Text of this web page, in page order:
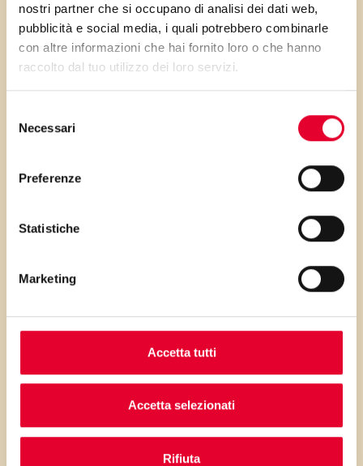
nostri partner che si occupano di analisi dei dati web,
pubblicità e social media, i quali potrebbero combinarle
con altre informazioni che hai fornito loro o che hanno
raccolto dal tuo utilizzo dei loro servizi.
delNecessari
Preferenze
Statistiche
Marketing
Accetta tutti
Accetta selezionati
Rifiuta
una semplice forma e ci
possiamo ritrovare dei soffici
panini, da farcire a piacere.
Buoni dolci da Veronica e da
PRIMA GLI
INGREDIENTI
...poi clicca sui numeri a lato per scorrere
i passaggi della ricetta.